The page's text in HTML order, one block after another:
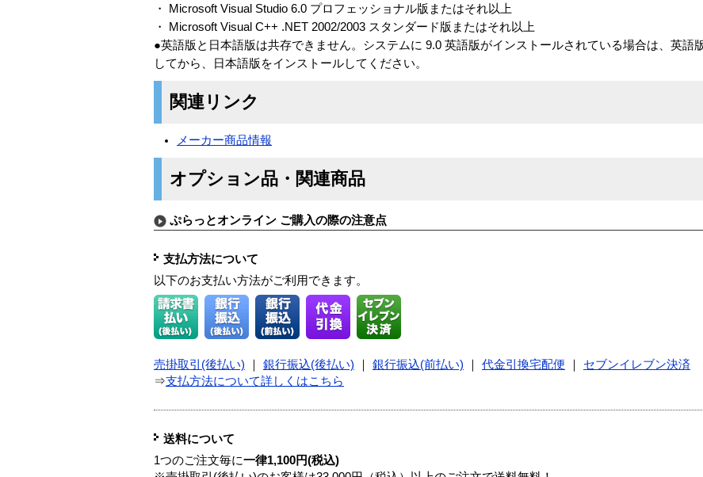
・ Microsoft Visual Studio 6.0 プロフェッショナル版またはそれ以上
・ Microsoft Visual C++ .NET 2002/2003 スタンダード版またはそれ以上
●英語版と日本語版は共存できません。システムに 9.0 英語版がインストールされている場合は、英語
してから、日本語版をインストールしてください。
関連リンク
メーカー商品情報
オプション品・関連商品
ぷらっとオンライン ご購入の際の注意点
支払方法について
以下のお支払い方法がご利用できます。
売掛取引(後払い) 銀行振込(後払い) 銀行振込(前払い) 代金引換宅配便
セブンイレブン決済
⇒支払方法について詳しくはこちら
送料について
1つのご注文毎に一律1,100円(税込)